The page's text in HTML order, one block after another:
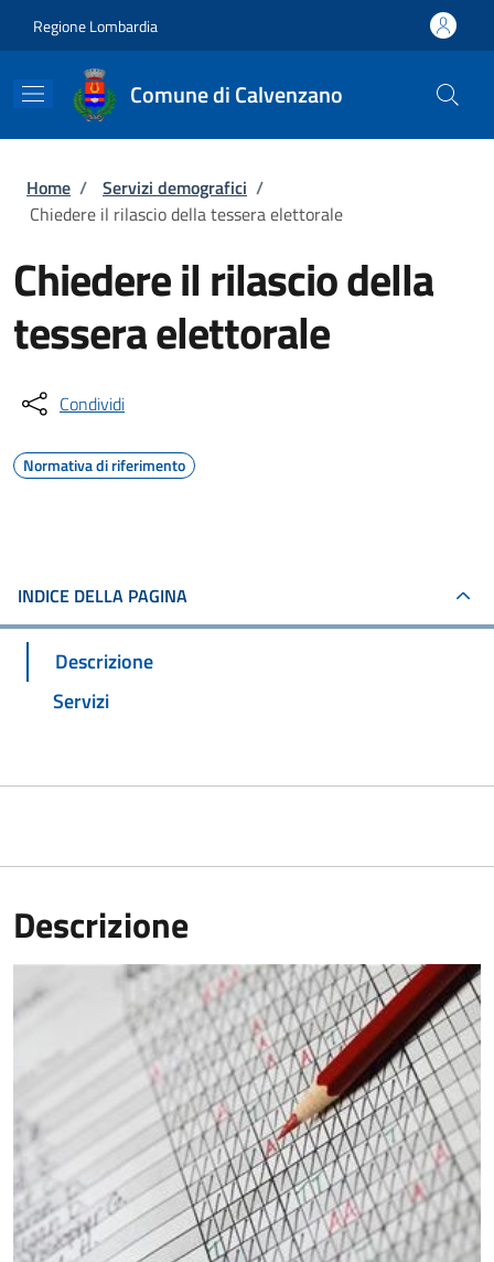
Regione Lombardia
Comune di Calvenzano
Briciole di pane
Home / Servizi demografici /
Chiedere il rilascio della tessera elettorale
Chiedere il rilascio della
tessera elettorale
Condividi
Normativa di riferimento
INDICE DELLA PAGINA
Descrizione
Servizi
Descrizione